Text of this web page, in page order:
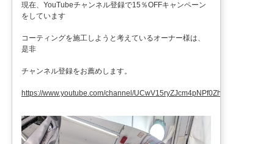
現在、YouTubeチャンネル登録で15％OFFキャンペーン
をしています
コーティングを施工しようと考えているオーナー様は、
是非
チャンネル登録をお薦めします。
https://www.youtube.com/channel/UCwV15ryZJcm4pNPf0ZhXu9g